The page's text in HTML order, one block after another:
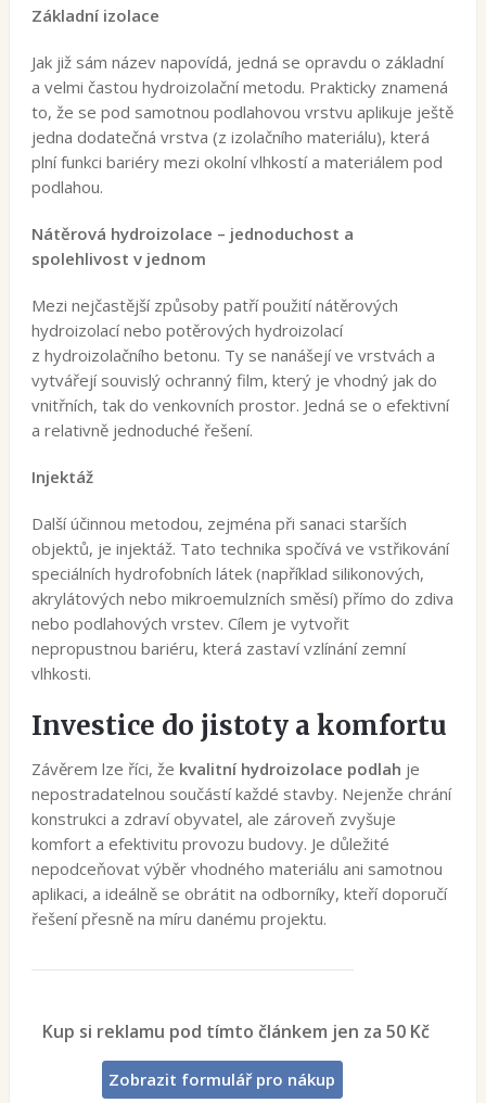
Základní izolace
Jak již sám název napovídá, jedná se opravdu o základní
a velmi častou hydroizolační metodu. Prakticky znamená
to, že se pod samotnou podlahovou vrstvu aplikuje ještě
jedna dodatečná vrstva (z izolačního materiálu), která
plní funkci bariéry mezi okolní vlhkostí a materiálem pod
podlahou.
Nátěrová hydroizolace – jednoduchost a
spolehlivost v jednom
Mezi nejčastější způsoby patří použití nátěrových
hydroizolací nebo potěrových hydroizolací
z hydroizolačního betonu. Ty se nanášejí ve vrstvách a
vytvářejí souvislý ochranný film, který je vhodný jak do
vnitřních, tak do venkovních prostor. Jedná se o efektivní
a relativně jednoduché řešení.
Injektáž
Další účinnou metodou, zejména při sanaci starších
objektů, je injektáž. Tato technika spočívá ve vstřikování
speciálních hydrofobních látek (například silikonových,
akrylátových nebo mikroemulzních směsí) přímo do zdiva
nebo podlahových vrstev. Cílem je vytvořit
nepropustnou bariéru, která zastaví vzlínání zemní
vlhkosti.
Investice do jistoty a komfortu
Závěrem lze říci, že kvalitní hydroizolace podlah je
nepostradatelnou součástí každé stavby. Nejenže chrání
konstrukci a zdraví obyvatel, ale zároveň zvyšuje
komfort a efektivitu provozu budovy. Je důležité
nepodceňovat výběr vhodného materiálu ani samotnou
aplikaci, a ideálně se obrátit na odborníky, kteří doporučí
řešení přesně na míru danému projektu.
Kup si reklamu pod tímto článkem jen za 50 Kč
Zobrazit formulář pro nákup